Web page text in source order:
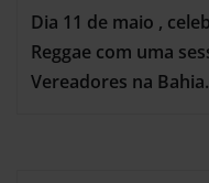
Dia 11 de maio ,
Reggae com uma
Vereadores na Bahia.